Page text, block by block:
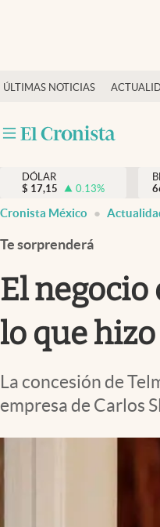
ÚLTIMAS NOTICIAS
Actualidad
Internacionales
Opinión
Brand Strategy
Vida y estilo
Tv
Espiritualidad
DÓLAR
$ 17,15 0.13%
Cronista México
Te sorprenderá
El negocio
lo que
La concesión de
empresa de Carlos